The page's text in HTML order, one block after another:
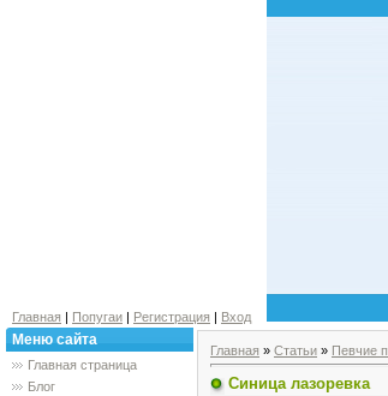
Главная | Попугаи | Регистрация | Вход
Меню сайта
Главная страница
Блог
Главная » Статьи » Певчие
Синица лазоревка